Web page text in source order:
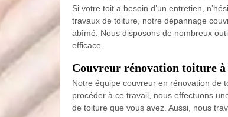
Si votre toit a besoin d’un entretien,
travaux de toiture, notre dépannage
abîmé. Nous disposons de nombreux
efficace.
Couvreur rénovation toiture
Notre équipe couvreur en rénovation de
procéder à ce travail, nous effectuons
de toiture que vous avez. Aussi, nous